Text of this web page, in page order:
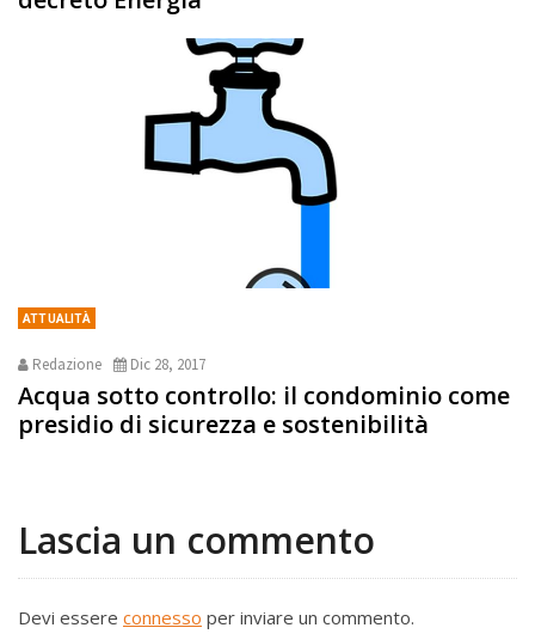
ATTUALITÀ
Redazione Dic 28, 2017
Acqua sotto controllo: il condominio come
presidio di sicurezza e sostenibilità
Lascia un commento
Devi essere connesso per inviare un commento.